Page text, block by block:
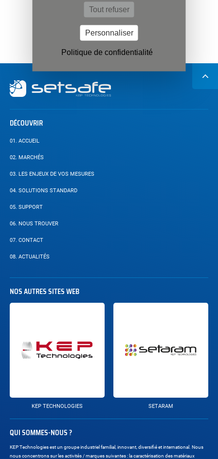
RETOUR AUX ARCHIVES
Navigation
secondaire
DÉCOUVRIR
01. ACCUEIL
02. MARCHÉS
03. LES ENJEUX DE VOS MESURES
04. SOLUTIONS STANDARD
05. SUPPORT
06. NOUS TROUVER
07. CONTACT
08. ACTUALITÉS
NOS AUTRES SITES WEB
KEP TECHNOLOGIES SETARAM
QUI SOMMES-NOUS ?
KEP Technologies est un groupe industriel familial, innovant, diversifié et international. Nous
nous concentrons sur les activités / marques suivantes : la caractérisation des matériaux
Tout refuser
Personnaliser
Politique de confidentialité